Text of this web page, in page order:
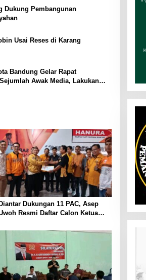
Dukung Pembangunan
Usai Reses di Karang
Bandung Gelar Rapat
Awak Media, Lakukan
Dukungan 11 PAC, Asep
Resmi Daftar Calon Ketua